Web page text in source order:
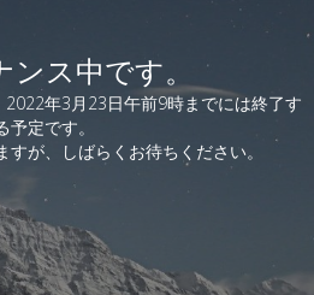
ス中です。
年3月23日午前9時までには終了す
予定です。
が、しばらくお待ちください。